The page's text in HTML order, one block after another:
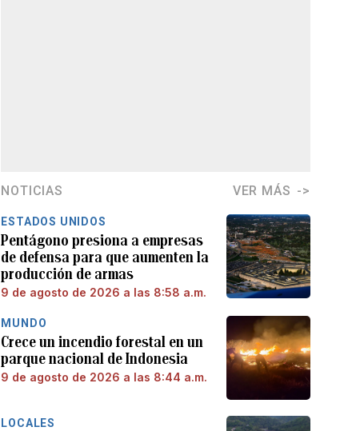
NOTICIAS VER MÁS
ESTADOS UNIDOS
Pentágono presiona a empresas
de defensa para que aumenten la
producción de armas
9 de agosto de 2026 a las 8:58 a.m.
MUNDO
Crece un incendio forestal en un
parque nacional de Indonesia
9 de agosto de 2026 a las 8:44 a.m.
LOCALES